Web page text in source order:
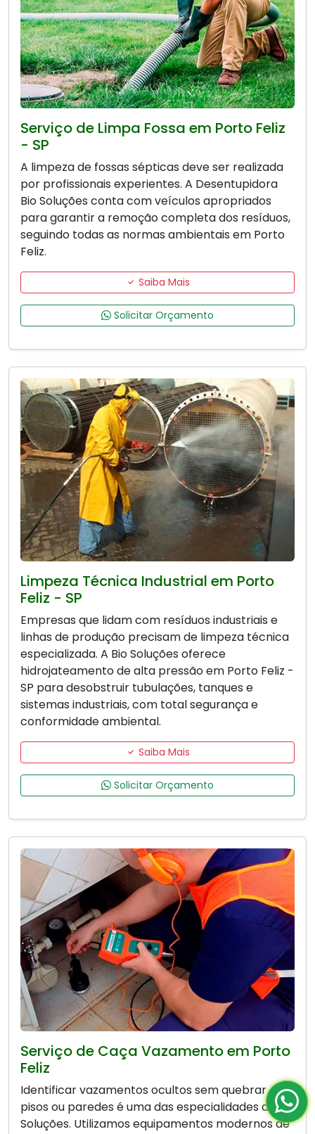
Serviço de Limpa Fossa em Porto Feliz
- SP
A limpeza de fossas sépticas deve ser realizada
por profissionais experientes. A Desentupidora
Bio Soluções conta com veículos apropriados
para garantir a remoção completa dos resíduos,
seguindo todas as normas ambientais em Porto
Feliz.
Saiba Mais
Solicitar Orçamento
Limpeza Técnica Industrial em Porto
Feliz - SP
Empresas que lidam com resíduos industriais e
linhas de produção precisam de limpeza técnica
especializada. A Bio Soluções oferece
hidrojateamento de alta pressão em Porto Feliz -
SP para desobstruir tubulações, tanques e
sistemas industriais, com total segurança e
conformidade ambiental.
Saiba Mais
Solicitar Orçamento
Serviço de Caça Vazamento em Porto
Feliz
Identificar vazamentos ocultos sem quebrar
pisos ou paredes é uma das especialidades da Bio
Soluções. Utilizamos equipamentos modernos de